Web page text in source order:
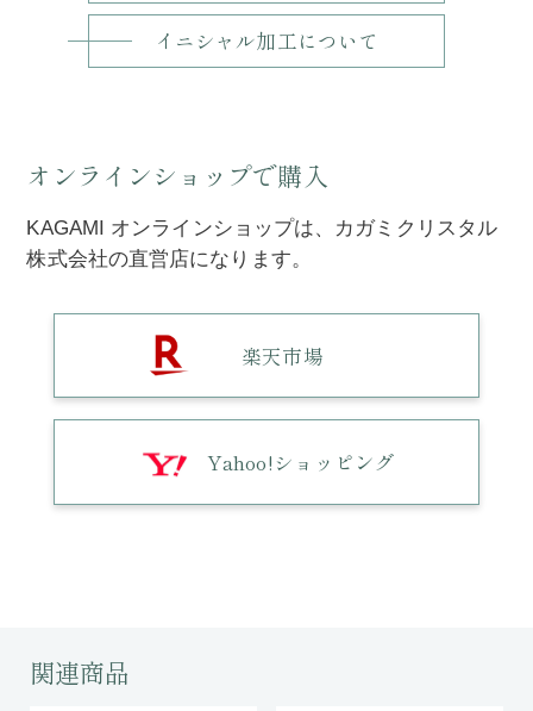
イニシャル加工について
オンラインショップで購入
KAGAMI オンラインショップは、カガミクリスタル
株式会社の直営店になります。
楽天市場
Yahoo!ショッピング
関連商品